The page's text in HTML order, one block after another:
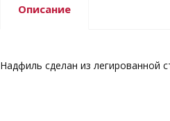
Описание
Надфиль сделан из легированной